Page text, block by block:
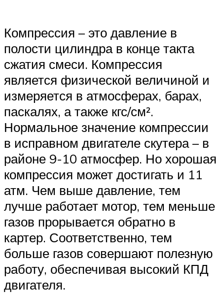
Компрессия – это давление в
полости цилиндра в конце такта
сжатия смеси. Компрессия
является физической величиной и
измеряется в атмосферах, барах,
паскалях, а также кгс/см².
Нормальное значение компрессии
в исправном двигателе скутера – в
районе 9-10 атмосфер. Но хорошая
компрессия может достигать и 11
атм. Чем выше давление, тем
лучше работает мотор, тем меньше
газов прорывается обратно в
картер. Соответственно, тем
больше газов совершают полезную
работу, обеспечивая высокий КПД
двигателя.